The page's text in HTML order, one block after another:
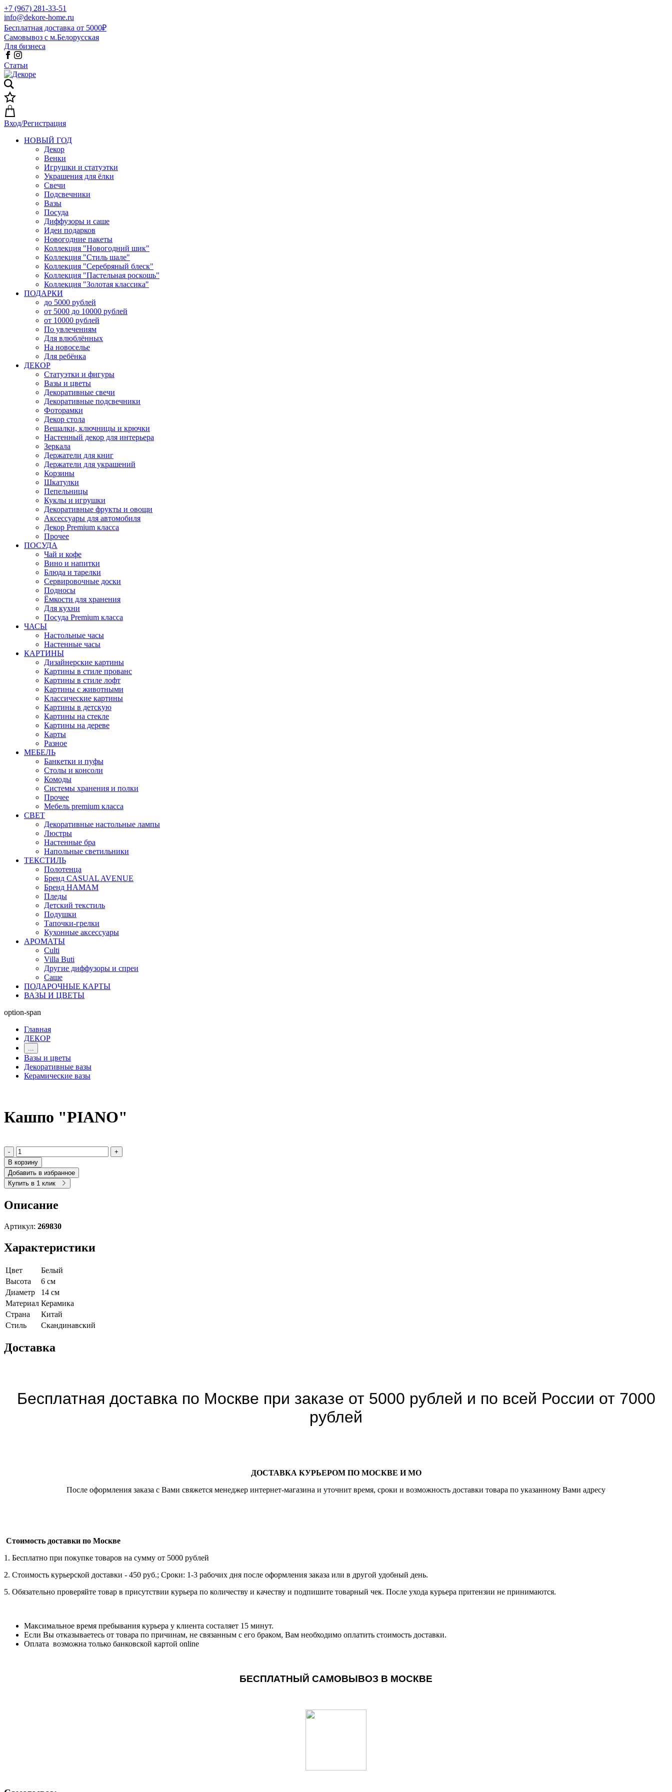
+7 (967) 281-33-51
info@dekore-home.ru
Бесплатная доставка от 5000₽
Самовывоз с м.Белорусская
Для бизнеса
Статьи
Вход/Регистрация
НОВЫЙ ГОД
Декор
Венки
Игрушки и статуэтки
Украшения для ёлки
Свечи
Подсвечники
Вазы
Посуда
Диффузоры и саше
Идеи подарков
Новогодние пакеты
Коллекция "Новогодний шик"
Коллекция "Стиль шале"
Коллекция "Серебряный блеск"
Коллекция "Пастельная роскошь"
Коллекция "Золотая классика"
ПОДАРКИ
до 5000 рублей
от 5000 до 10000 рублей
от 10000 рублей
По увлечениям
Для влюблённых
На новоселье
Для ребёнка
ДЕКОР
Статуэтки и фигуры
Вазы и цветы
Декоративные свечи
Декоративные подсвечники
Фоторамки
Декор стола
Вешалки, ключницы и крючки
Настенный декор для интерьера
Зеркала
Держатели для книг
Держатели для украшений
Корзины
Шкатулки
Пепельницы
Куклы и игрушки
Декоративные фрукты и овощи
Аксессуары для автомобиля
Декор Premium класса
Прочее
ПОСУДА
Чай и кофе
Вино и напитки
Блюда и тарелки
Сервировочные доски
Подносы
Ёмкости для хранения
Для кухни
Посуда Premium класса
ЧАСЫ
Настольные часы
Настенные часы
КАРТИНЫ
Дизайнерские картины
Картины в стиле прованс
Картины в стиле лофт
Картины с животными
Классические картины
Картины в детскую
Картины на стекле
Картины на дереве
Карты
Разное
МЕБЕЛЬ
Банкетки и пуфы
Столы и консоли
Комоды
Системы хранения и полки
Прочее
Мебель premium класса
СВЕТ
Декоративные настольные лампы
Люстры
Настенные бра
Напольные светильники
ТЕКСТИЛЬ
Полотенца
Бренд CASUAL AVENUE
Бренд HAMAM
Пледы
Детский текстиль
Подушки
Тапочки-грелки
Кухонные аксессуары
АРОМАТЫ
Culti
Villa Buti
Другие диффузоры и спреи
Саше
ПОДАРОЧНЫЕ КАРТЫ
ВАЗЫ И ЦВЕТЫ
option-span
Главная
ДЕКОР
...
Вазы и цветы
Декоративные вазы
Керамические вазы
Кашпо "PIANO"
-
+
В корзину
Добавить в избранное
Купить в 1 клик
Описание
Артикул: 269830
Характеристики
Цвет
Белый
Высота
6 см
Диаметр
14 см
Материал Керамика
Страна
Китай
Cтиль
Скандинавский
Доставка
Бесплатная доставка по Москве при заказе от 5000 рублей и по всей России от 7000
рублей
ДОСТАВКА КУРЬЕРОМ ПО МОСКВЕ И МО
После оформления заказа с Вами свяжется менеджер интернет-магазина и уточнит время, сроки и возможность доставки товара по указанному Вами адресу
Стоимость доставки по Москве
1. Бесплатно при покупке товаров на сумму от 5000 рублей
2. Стоимость курьерской доставки - 450 руб.; Сроки: 1-3 рабочих дня после оформления заказа или в другой удобный день.
5. Обязательно проверяйте товар в присутствии курьера по количеству и качеству и подпишите товарный чек. После ухода курьера притензии не принимаются.
Максимальное время пребывания курьера у клиента состаляет 15 минут.
Если Вы отказываетесь от товара по причинам, не связанным с его браком, Вам необходимо оплатить стоимость доставки.
Оплата возможна только банковской картой online
БЕСПЛАТНЫЙ САМОВЫВОЗ В МОСКВЕ